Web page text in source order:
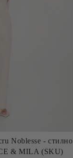
Noblesse - стилно
& MILA (SKU)